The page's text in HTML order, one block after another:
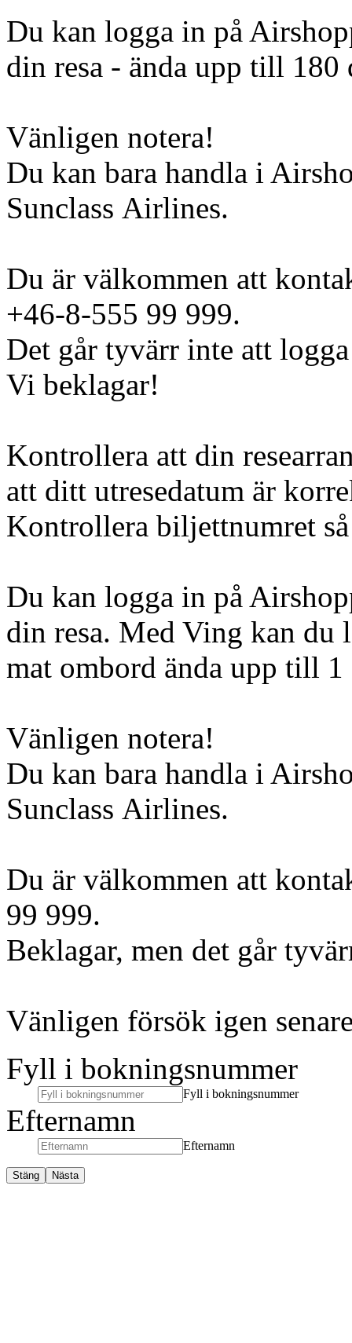
Du kan logga in på
din resa - ända upp till 180
Vänligen notera!
Du kan bara handla i
Sunclass Airlines.
Du är välkommen att
+46-8-555 99 999.
Det går tyvärr inte att
Vi beklagar!
Kontrollera att din
att ditt utresedatum är
Kontrollera biljettnumret
Du kan logga in på
din resa. Med Ving kan du
mat ombord ända upp till 1
Vänligen notera!
Du kan bara handla i
Sunclass Airlines.
Du är välkommen att
99 999.
Beklagar, men det går
Vänligen försök igen
Fyll i bokningsnummer
Fyll i bokningsnummer
Efternamn
Efternamn
Stäng Nästa